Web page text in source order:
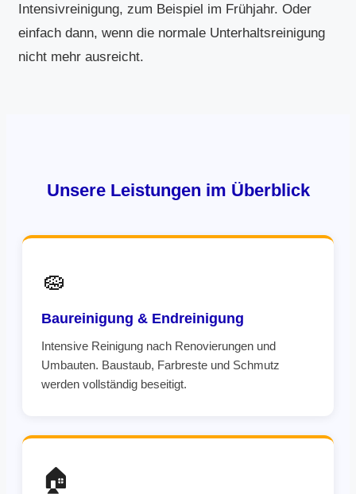
Intensivreinigung, zum Beispiel im Frühjahr. Oder
einfach dann, wenn die normale Unterhaltsreinigung
nicht mehr ausreicht.
Unsere Leistungen im Überblick
🧽
Baureinigung & Endreinigung
Intensive Reinigung nach Renovierungen und
Umbauten. Baustaub, Farbreste und Schmutz
werden vollständig beseitigt.
🏠